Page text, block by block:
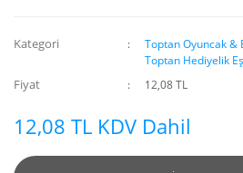
Kategori Toptan Oyuncak &
Toptan Hediyelik
Fiyat 12,08 TL
12,08 TL KDV Dahil